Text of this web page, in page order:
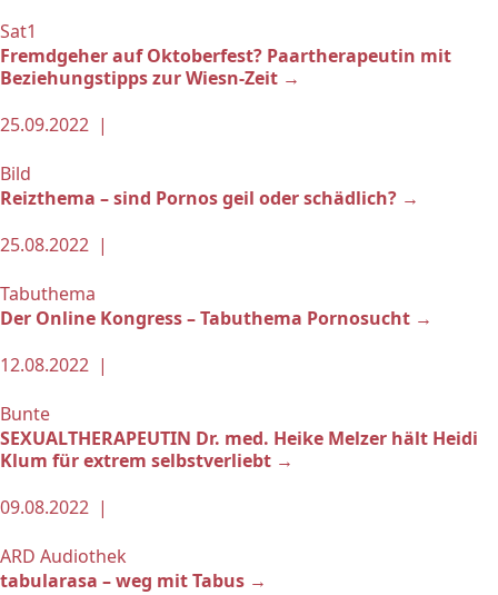
Sat1
Fremdgeher auf Oktoberfest? Paartherapeutin mit
Beziehungstipps zur Wiesn-Zeit →
25.09.2022 |
Bild
Reizthema – sind Pornos geil oder schädlich? →
25.08.2022 |
Tabuthema
Der Online Kongress – Tabuthema Pornosucht →
12.08.2022 |
Bunte
SEXUALTHERAPEUTIN Dr. med. Heike Melzer hält Heidi
Klum für extrem selbstverliebt →
09.08.2022 |
ARD Audiothek
tabularasa – weg mit Tabus →